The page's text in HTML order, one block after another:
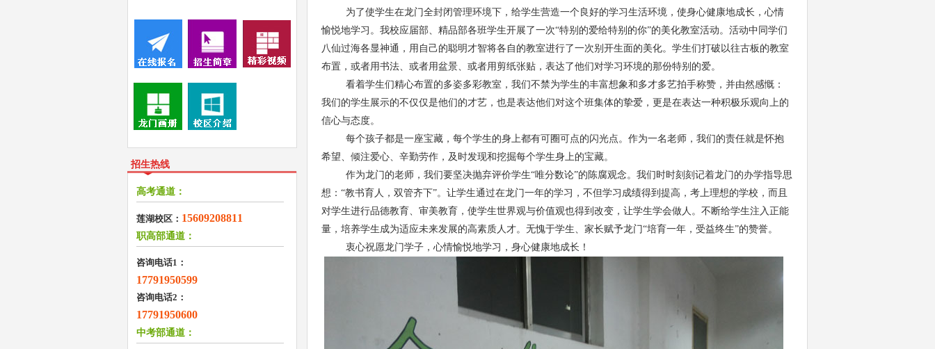
招生热线
高考通道：
莲湖校区： 15609208811
职高部通道：
咨询电话1：
17791950599
咨询电话2：
17791950600
中考部通道：
为了使学生在龙门全封闭管理环境下，给学生营造一个良好的学习生活环境，使身心健康地成长，心情
愉悦地学习。我校应届部、精品部各班学生开展了一次“特别的爱给特别的你”的美化教室活动。活动中同学们
八仙过海各显神通，用自己的聪明才智将各自的教室进行了一次别开生面的美化。学生们打破以往古板的教室
布置，或者用书法、或者用盆景、或者用剪纸张贴，表达了他们对学习环境的那份特别的爱。
看着学生们精心布置的多姿多彩教室，我们不禁为学生的丰富想象和多才多艺拍手称赞，并由然感慨：
我们的学生展示的不仅仅是他们的才艺，也是表达他们对这个班集体的挚爱，更是在表达一种积极乐观向上的
信心与态度。
每个孩子都是一座宝藏，每个学生的身上都有可圈可点的闪光点。作为一名老师，我们的责任就是怀抱
希望、倾注爱心、辛勤劳作，及时发现和挖掘每个学生身上的宝藏。
作为龙门的老师，我们要坚决抛弃评价学生“唯分数论”的陈腐观念。我们时时刻刻记着龙门的办学指导思
想：“教书育人，双管齐下”。让学生通过在龙门一年的学习，不但学习成绩得到提高，考上理想的学校，而且
对学生进行品德教育、审美教育，使学生世界观与价值观也得到改变，让学生学会做人。不断给学生注入正能
量，培养学生成为适应未来发展的高素质人才。无愧于学生、家长赋予龙门“培育一年，受益终生”的赞誉。
衷心祝愿龙门学子，心情愉悦地学习，身心健康地成长！